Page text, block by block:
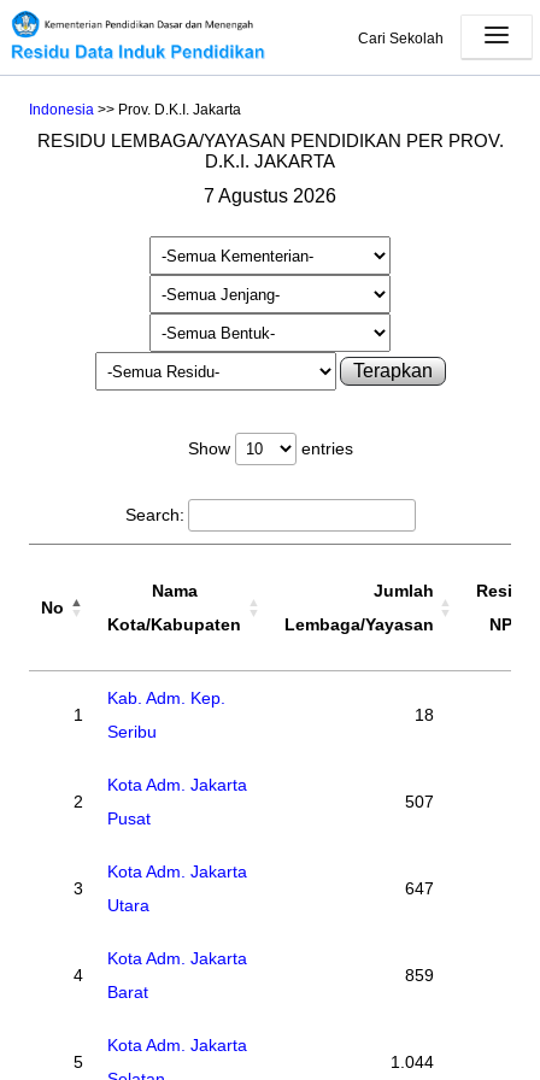
Cari Sekolah
Indonesia >> Prov. D.K.I. Jakarta
RESIDU LEMBAGA/YAYASAN PENDIDIKAN PER PROV.
D.K.I. JAKARTA
7 Agustus 2026
Terapkan
Show entries
Search:
No
Nama
Kota/Kabupaten
Jumlah
Lembaga/Yayasan
Residu
NPYP
Nama
Kota/Kabupaten
Lembaga/Yayasan
1
Kab. Adm. Kep.
Seribu
18
2
Kota Adm. Jakarta
Pusat
507
3
Kota Adm. Jakarta
Utara
647
4
Kota Adm. Jakarta
Barat
859
5
Kota Adm. Jakarta
1.044